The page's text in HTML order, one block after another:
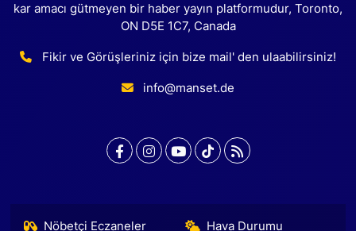
kar amacı gütmeyen bir haber yayın platformudur, Toronto,
ON D5E 1C7, Canada
Fikir ve Görüşleriniz için bize mail' den ulaabilirsiniz!
info@manset.de
Nöbetçi Eczaneler Hava Durumu